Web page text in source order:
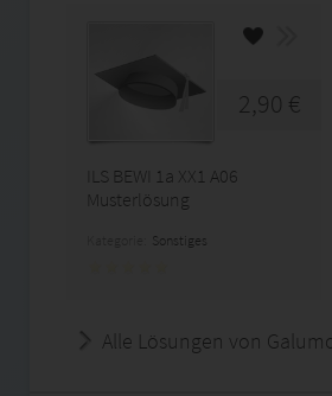
2,90 €
ILS BEWI 1a XX1 A06
Musterlösung
Sonstiges
Alle Lösungen von